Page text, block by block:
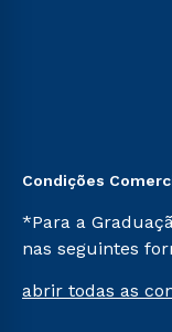
Condições
*Para a
nas seguintes
Já para as
abrir todas as